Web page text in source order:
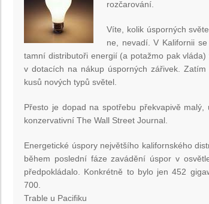
rozčarování.
Víte, kolik úsporných
ne, nevadí. V Kalifornii
tamní distributoři energií (a potažmo pak
v dotacích na nákup úsporných zářivek.
kusů nových typů světel.
Přesto je dopad na spotřebu překvapivě
konzervativní The Wall Street Journal.
Energetické úspory největšího kalifornského
během poslední fáze zavádění úspor v
předpokládalo. Konkrétně to bylo jen 452
700.
Trable u Pacifiku